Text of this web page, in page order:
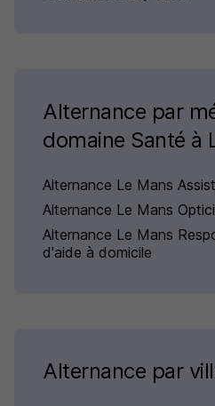
Alternance par
domaine Santé à
Alternance Le Mans
Alternance Le Mans
Alternance Le Mans
d'aide à domicile
Alternance par